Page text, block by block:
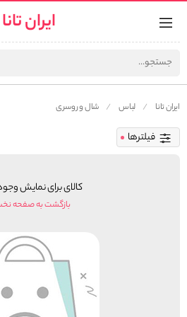
ایران تانا
ایران تانا لباس شال و روسری
فیلترها
کالای برای نمایش
بازگشت به صفحه